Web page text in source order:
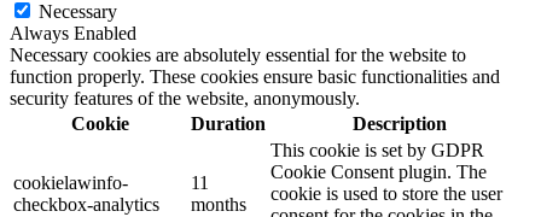
Necessary
Always Enabled
Necessary cookies are absolutely essential for the website to
function properly. These cookies ensure basic functionalities and
security features of the website, anonymously.
Cookie
Duration Description
cookielawinfo-
checkbox-analytics
11
months
This cookie is set by GDPR
Cookie Consent plugin. The
cookie is used to store the user